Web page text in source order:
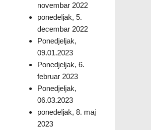
novembar 2022
ponedeljak, 5.
decembar 2022
Ponedjeljak,
09.01.2023
Ponedjeljak, 6.
februar 2023
Ponedjeljak,
06.03.2023
ponedeljak, 8. maj
2023